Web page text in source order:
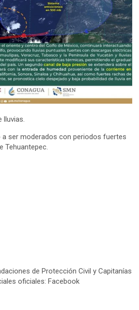
lluvias.
ser moderados con periodos fuertes
Tehuantepec.
de Protección Civil y Capitanías
oficiales: Facebook